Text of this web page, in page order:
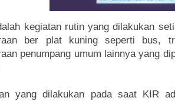
kegiatan rutin yang dilakukan
ber plat kuning seperti bus,
penumpang umum lainnya yang
yang dilakukan pada saat KIR